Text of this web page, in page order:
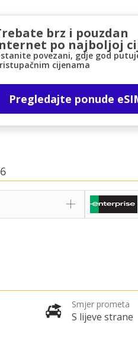
brz i pouzdan
po najboljoj
povezani, gdje god
cijenama
Pregledajte ponude
Smjer prometa
S lijeve strane